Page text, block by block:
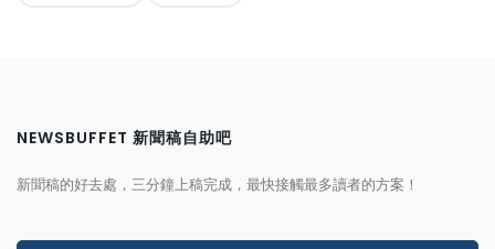
NEWSBUFFET 新聞稿自助吧
新聞稿的好去處，三分鐘上稿完成，最快接觸最多讀者的方案！